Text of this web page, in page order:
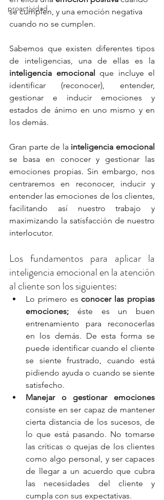
proactividad
se cumplen, y una emoción negativa
cuando no se cumplen.
Sabemos que existen diferentes tipos
inteligencia emocional
que incluye el
identificar (reconocer), entender,
gestionar e inducir emociones y
estados de ánimo en uno mismo y en
los demás.
Gran parte de la inteligencia emocional
se basa en conocer y gestionar las
emociones propias. Sin embargo, nos
centraremos en reconocer, inducir y
entender las emociones de los clientes,
facilitando así nuestro trabajo y
maximizando la satisfacción de nuestro
interlocutor.
Los fundamentos para aplicar la
inteligencia emocional en la atención
al cliente son los siguientes:
Lo primero es conocer las propias
emociones; éste es un buen
entrenamiento para reconocerlas
en los demás. De esta forma se
puede identificar cuando el cliente
se siente frustrado, cuando está
pidiendo ayuda o cuando se siente
satisfecho.
Manejar o gestionar emociones
consiste en ser capaz de mantener
cierta distancia de los sucesos, de
lo que está pasando. No tomarse
las críticas o quejas de los clientes
como algo personal, y ser capaces
de llegar a un acuerdo que cubra
las necesidades del cliente y
cumpla con sus expectativas.